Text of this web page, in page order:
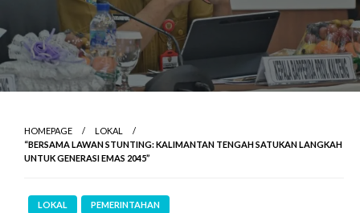
HOMEPAGE
LOKAL
“BERSAMA LAWAN STUNTING: KALIMANTAN TENGAH SATUKAN LANGKAH
UNTUK GENERASI EMAS 2045”
LOKAL PEMERINTAHAN